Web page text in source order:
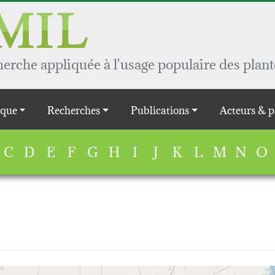
appliquée à l'usage populaire des
Recherches Publications Acteurs &
C D E F G H I J K L M N O